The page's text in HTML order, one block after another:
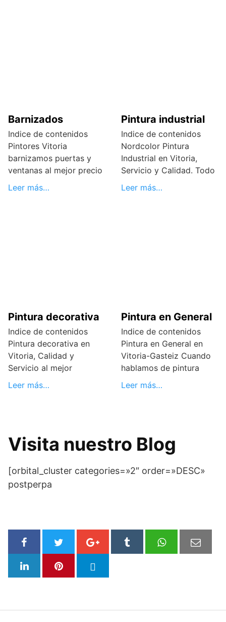
Barnizados
Indice de contenidos
Pintores Vitoria
barnizamos puertas y
ventanas al mejor precio
Leer más…
Pintura industrial
Indice de contenidos
Nordcolor Pintura
Industrial en Vitoria,
Servicio y Calidad. Todo
Leer más…
Pintura decorativa
Indice de contenidos
Pintura decorativa en
Vitoria, Calidad y
Servicio al mejor
Leer más…
Pintura en General
Indice de contenidos
Pintura en General en
Vitoria-Gasteiz Cuando
hablamos de pintura
Leer más…
Visita nuestro Blog
[orbital_cluster categories=»2″ order=»DESC»
postperpa